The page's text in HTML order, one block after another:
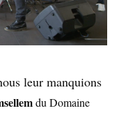
leur manquions
du Domaine